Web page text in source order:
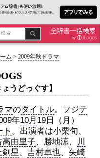
ム > 2009年秋ドラマ
ょうどっぐす】
マのタイトル。フジテ
年10月 19日（月）
ト 。出演者は小栗旬、
高由里子、勝地涼、
川
剣星 、 吉村卓也、 矢崎